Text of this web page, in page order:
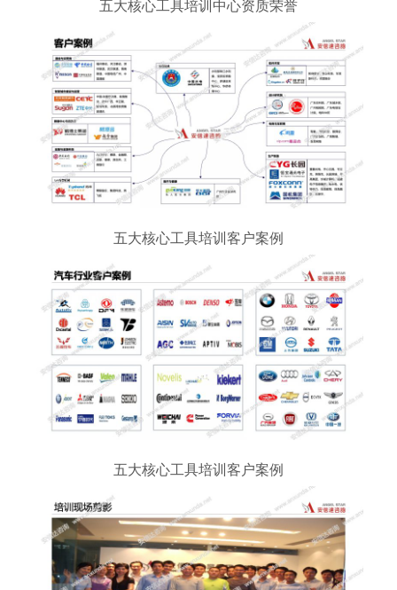
五大核心工具培训中心资质荣誉
五大核心工具培训客户案例
五大核心工具培训客户案例